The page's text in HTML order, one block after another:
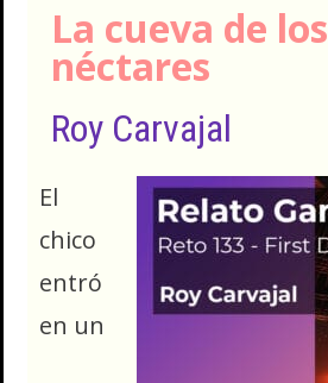
La cueva de los
néctares
Roy Carvajal
El
chico
entró
en un